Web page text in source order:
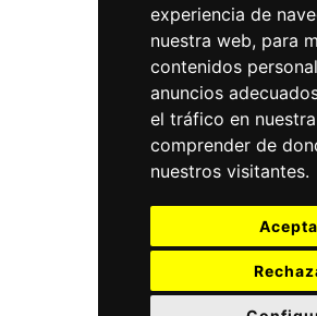
experiencia de
nuestra web, para
contenidos
anuncios
el tráfico en
comprender de
nuestros visitantes.